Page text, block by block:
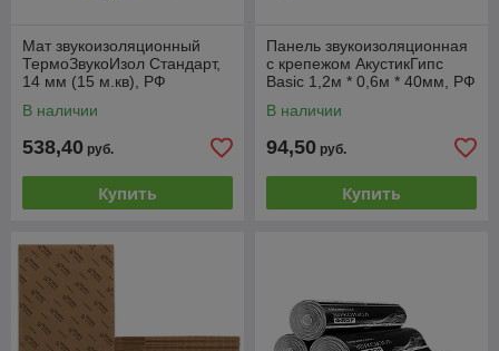
Мат звукоизоляционный
ТермоЗвукоИзол Стандарт,
14 мм (15 м.кв), РФ
В наличии
538,40 руб.
Купить
Панель звукоизоляционная
с крепежом АкустикГипс
Basic 1,2м * 0,6м * 40мм, РФ
В наличии
94,50 руб.
Купить